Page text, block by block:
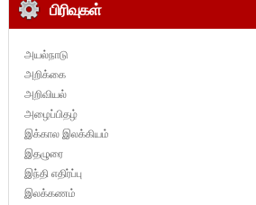
பிரிவுகள்
அயல்நாடு
அறிக்கை
அறிவியல்
அழைப்பிதழ்
இக்கால இலக்கியம்
இதழுரை
இந்தி எதிர்ப்பு
இலக்கணம்